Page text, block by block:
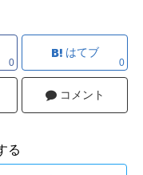
0
はてブ
0
コメント
る